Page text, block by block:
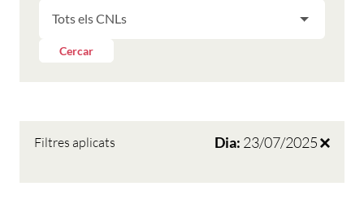
RESULTATS
PER
LES
Cercar
Filtres aplicats Dia: 23/07/2025